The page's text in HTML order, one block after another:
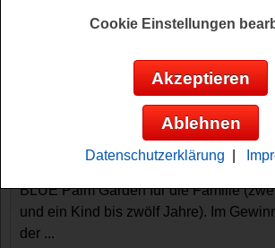
Gewinnsumme ▲ ▼
TUI Gewinnspiel - Türkei
Wer Lust hat, eine tolle Reise in die
können, sollte bei diesem kostenlosen
BLUE Palm Garden für die Familie
und ein Kind bis zwölf Jahre). Im
der ...
Cookie Einstellungen
Akzeptieren
Ablehnen
Datenschutzerklärung